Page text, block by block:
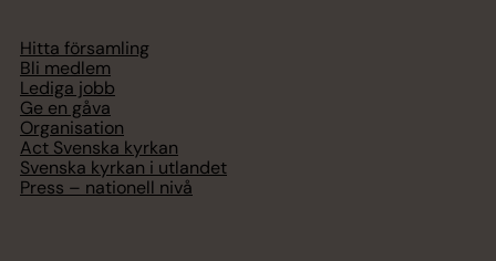
Hitta församling
Bli medlem
Lediga jobb
Ge en gåva
Organisation
Act Svenska kyrkan
Svenska kyrkan i utlandet
Press – nationell nivå